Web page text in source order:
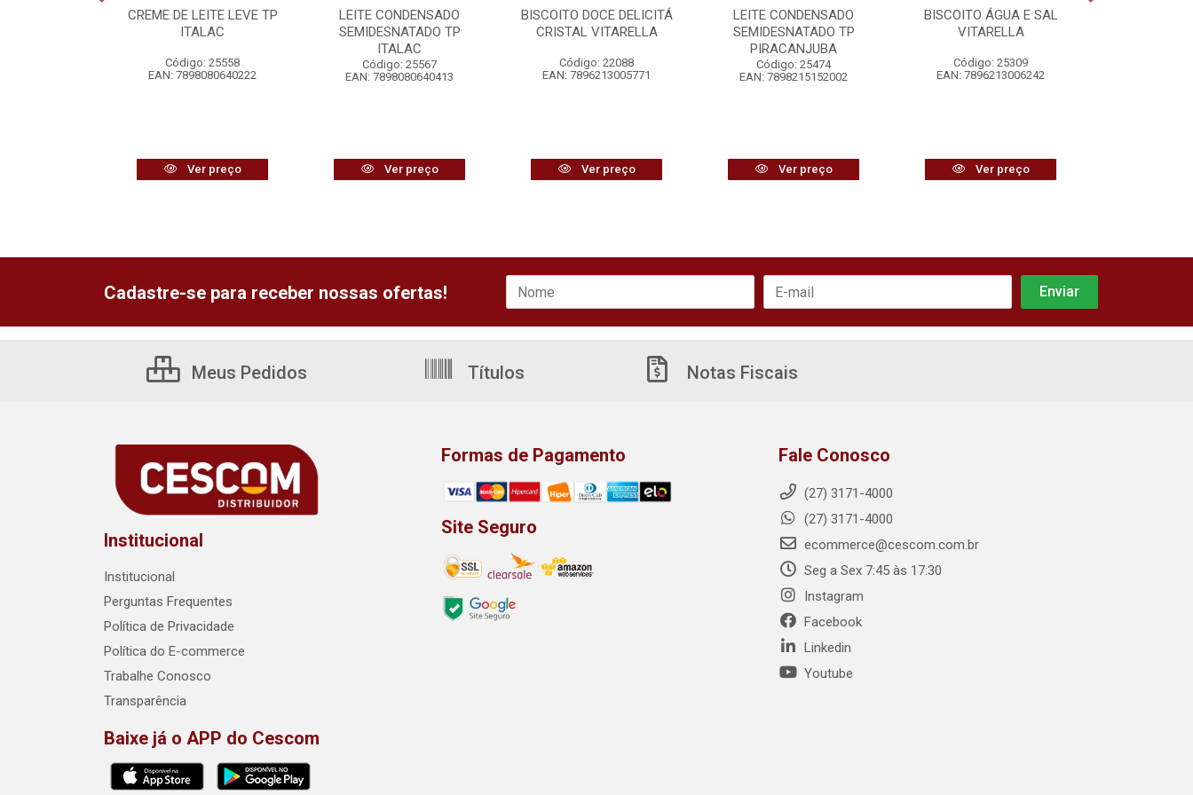
CREME DE LEITE LEVE TP
ITALAC
Código: 25558
EAN: 7898080640222
Ver preço
LEITE CONDENSADO
SEMIDESNATADO TP
ITALAC
Código: 25567
EAN: 7898080640413
Ver preço
BISCOITO DOCE DELICITÁ
CRISTAL VITARELLA
Código: 22088
EAN: 7896213005771
Ver preço
LEITE CONDENSADO
SEMIDESNATADO TP
PIRACANJUBA
Código: 25474
EAN: 7898215152002
Ver preço
BISCOITO ÁGUA E SAL
VITARELLA
Código: 25309
EAN: 7896213006242
Ver preço
Cadastre-se para receber nossas ofertas!
Meus Pedidos Títulos Notas Fiscais
Institucional
Institucional
Perguntas Frequentes
Política de Privacidade
Política do E-commerce
Trabalhe Conosco
Transparência
Baixe já o APP do Cescom
Formas de Pagamento
Site Seguro
Fale Conosco
(27) 3171-4000
(27) 3171-4000
ecommerce@cescom.com.br
Seg a Sex 7:45 às 17:30
Instagram
Facebook
Linkedin
Youtube